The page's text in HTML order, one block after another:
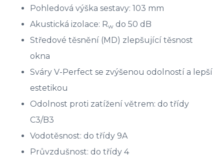
Pohledová výška sestavy: 103 mm
Akustická izolace: Rw do 50 dB
Středové těsnění (MD) zlepšující těsnost
okna
Sváry V-Perfect se zvýšenou odolností a lepší
estetikou
Odolnost proti zatížení větrem: do třídy
C3/B3
Vodotěsnost: do třídy 9A
Průvzdušnost: do třídy 4